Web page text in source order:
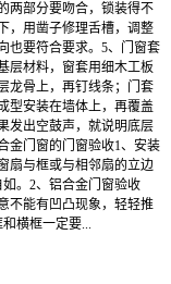
两部分要吻合，锁装得不
，用凿子修理舌槽，调整
也要符合要求。5、门窗套
层材料，窗套用细木工板
龙骨上，再钉线条；门套
型安装在墙体上，再覆盖
发出空鼓声，就说明底层
金门窗的门窗验收1、安装
扇与框或与相邻扇的立边
。2、铝合金门窗验收
不能有凹凸现象，轻轻推
横框一定要...